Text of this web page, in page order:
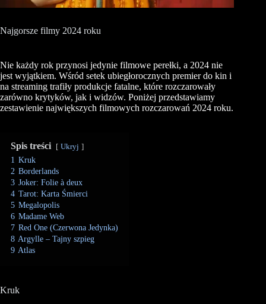
Najgorsze filmy 2024 roku
Nie każdy rok przynosi jedynie filmowe perełki, a 2024 nie
jest wyjątkiem. Wśród setek ubiegłorocznych premier do kin i
na streaming trafiły produkcje fatalne, które rozczarowały
zarówno krytyków, jak i widzów. Poniżej przedstawiamy
zestawienie największych filmowych rozczarowań 2024 roku.
Spis treści Ukryj
1 Kruk
2 Borderlands
3 Joker: Folie à deux
4 Tarot: Karta Śmierci
5 Megalopolis
6 Madame Web
7 Red One (Czerwona Jedynka)
8 Argylle – Tajny szpieg
9 Atlas
Kruk